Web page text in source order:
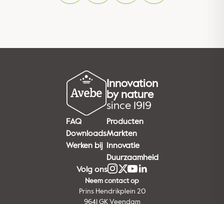
Innovation
by nature
since 1919
FAQ
Downloads
Werken bij
Producten
Markten
Innovatie
Duurzaamheid
Volg ons
Neem contact op
Prins Hendrikplein 20
9641 GK Veendam